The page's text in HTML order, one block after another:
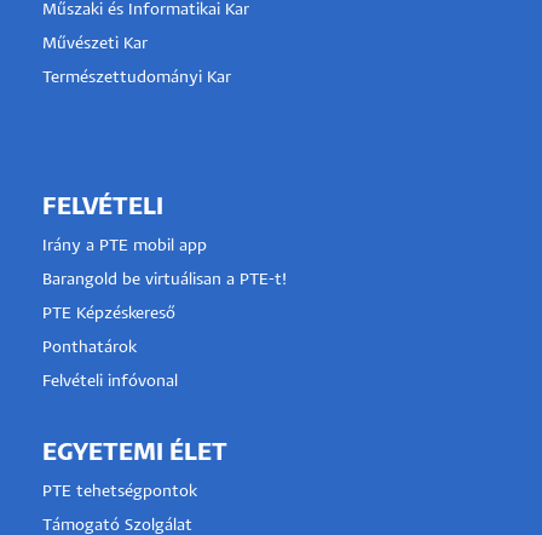
Műszaki és Informatikai Kar
Művészeti Kar
Természettudományi Kar
FELVÉTELI
Irány a PTE mobil app
Barangold be virtuálisan a PTE-t!
PTE Képzéskereső
Ponthatárok
Felvételi infóvonal
EGYETEMI ÉLET
PTE tehetségpontok
Támogató Szolgálat